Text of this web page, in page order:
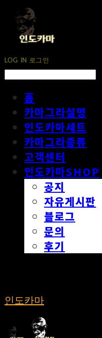
LOG IN 로그인
홈
카마그라설명
인도카마세트
카마그라종류
고객센터
인도카마SHOP
공지
자유게시판
블로그
문의
후기
인도카마